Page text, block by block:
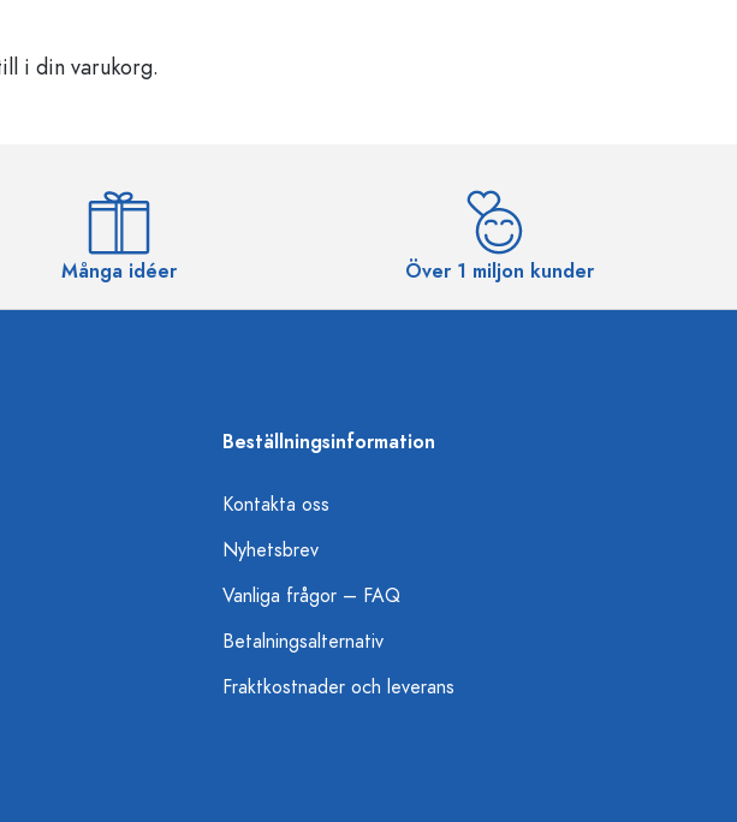
i din varukorg.
Många idéer Över 1 miljon kunder
Beställningsinformation
Kontakta oss
Nyhetsbrev
Vanliga frågor – FAQ
Betalningsalternativ
Fraktkostnader och leverans